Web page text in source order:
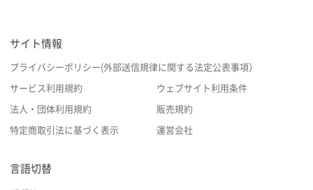
サポート
サイト情報
プライバシーポリシー(外部送信規律に関する法定公表事項）
サービス利用規約 ウェブサイト利用条件
法人・団体利用規約 販売規約
特定商取引法に基づく表示 運営会社
言語切替